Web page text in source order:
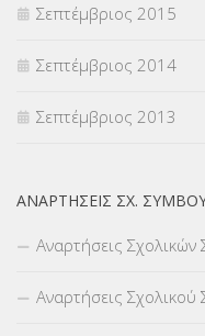
Σεπτέμβριος 2015
Σεπτέμβριος 2014
Σεπτέμβριος 2013
ΑΝΑΡΤΉΣΕΙΣ ΣΧ.
Αναρτήσεις
Αναρτήσεις